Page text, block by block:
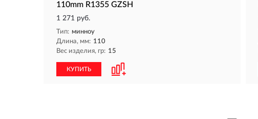
110mm R1355 GZSH
1 271 руб.
Тип: минноу
Длина, мм: 110
Вес изделия, гр: 15
КУПИТЬ